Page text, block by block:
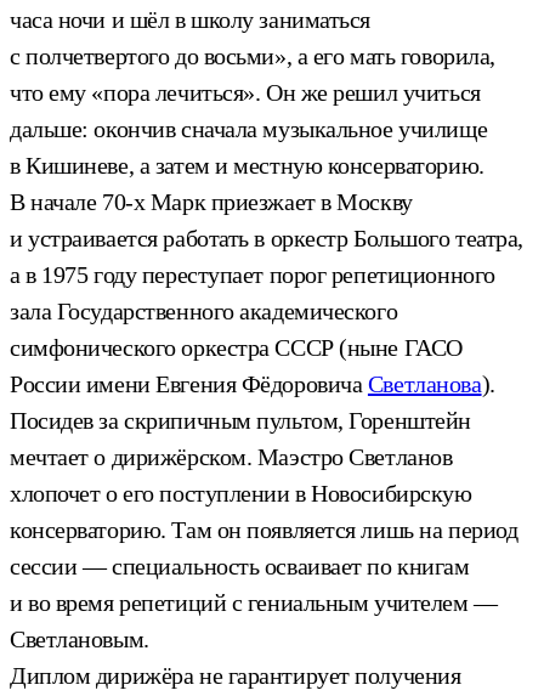
часа ночи и шёл в школу заниматься
с полчетвертого до восьми», а его мать говорила,
что ему «пора лечиться». Он же решил учиться
дальше: окончив сначала музыкальное училище
в Кишиневе, а затем и местную консерваторию.
В начале 70-х Марк приезжает в Москву
и устраивается работать в оркестр Большого театра,
а в 1975 году переступает порог репетиционного
зала Государственного академического
симфонического оркестра СССР (ныне ГАСО
России имени Евгения Фёдоровича Светланова).
Посидев за скрипичным пультом, Горенштейн
мечтает о дирижёрском. Маэстро Светланов
хлопочет о его поступлении в Новосибирскую
консерваторию. Там он появляется лишь на период
сессии — специальность осваивает по книгам
и во время репетиций с гениальным учителем —
Светлановым.
Диплом дирижёра не гарантирует получения